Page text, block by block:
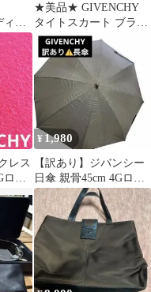
ス
★美品★ GIVENCHY
タイトスカート ブラッ
ク Mサイズ
レス
ゴ
ト
¥ 1,980
【訳あり】ジバンシー
日傘 親骨45cm 4Gロゴ
総柄 ベージュ 日傘